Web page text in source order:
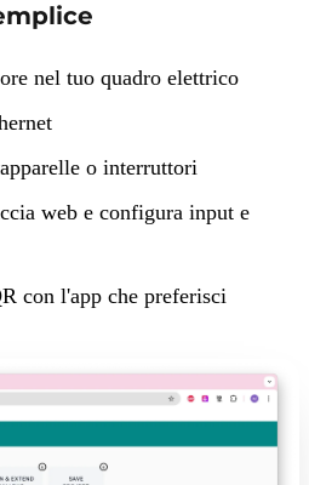
nel tuo quadro elettrico
o interruttori
web e configura input e
con l'app che preferisci